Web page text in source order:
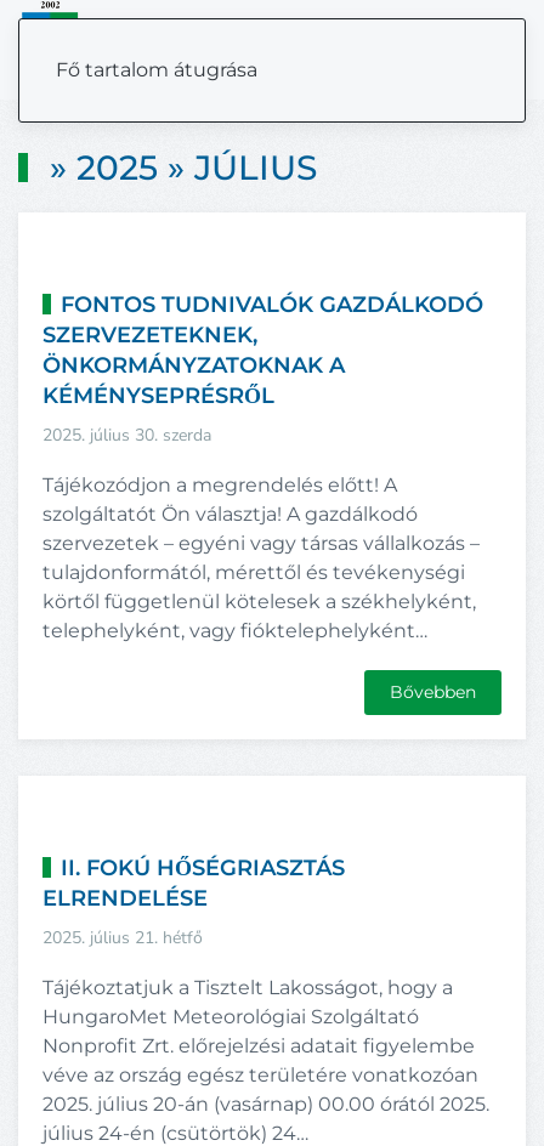
Fő tartalom átugrása
» 2025 » JÚLIUS
FONTOS TUDNIVALÓK GAZDÁLKODÓ
SZERVEZETEKNEK,
ÖNKORMÁNYZATOKNAK A
KÉMÉNYSEPRÉSRŐL
2025. július 30. szerda
Tájékozódjon a megrendelés előtt! A
szolgáltatót Ön választja! A gazdálkodó
szervezetek – egyéni vagy társas vállalkozás –
tulajdonformától, mérettől és tevékenységi
körtől függetlenül kötelesek a székhelyként,
telephelyként, vagy fióktelephelyként…
Bővebben
II. FOKÚ HŐSÉGRIASZTÁS
ELRENDELÉSE
2025. július 21. hétfő
Tájékoztatjuk a Tisztelt Lakosságot, hogy a
HungaroMet Meteorológiai Szolgáltató
Nonprofit Zrt. előrejelzési adatait figyelembe
véve az ország egész területére vonatkozóan
2025. július 20-án (vasárnap) 00.00 órától 2025.
július 24-én (csütörtök) 24…